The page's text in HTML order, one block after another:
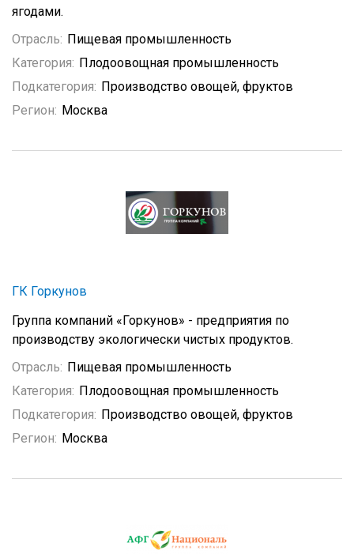
ягодами.
Отрасль: Пищевая промышленность
Категория: Плодоовощная промышленность
Подкатегория: Производство овощей, фруктов
Регион: Москва
ГК Горкунов
Группа компаний «Горкунов» - предприятия по
производству экологически чистых продуктов.
Отрасль: Пищевая промышленность
Категория: Плодоовощная промышленность
Подкатегория: Производство овощей, фруктов
Регион: Москва